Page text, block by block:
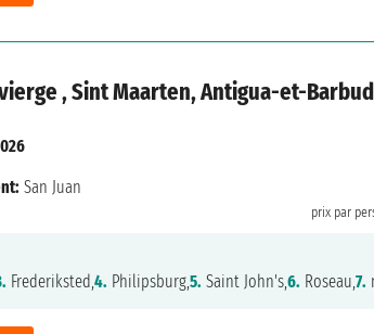
, Sint Maarten, Antigua-et-
prix par
San Juan
Frederiksted,4. Philipsburg,5. Saint John's,6. Roseau,7.